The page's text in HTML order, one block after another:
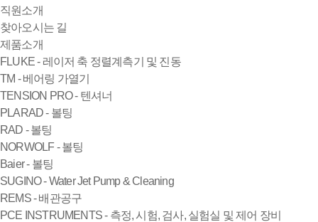
직원소개
찾아오시는 길
제품소개
FLUKE - 레이저 축 정렬계측기 및 진동
TM - 베어링 가열기
TENSION PRO - 텐셔너
PLARAD - 볼팅
RAD - 볼팅
NORWOLF - 볼팅
Baier - 볼팅
SUGINO - Water Jet Pump & Cleaning
REMS - 배관공구
PCE INSTRUMENTS - 측정, 시험, 검사, 실험실 및 제어 장비